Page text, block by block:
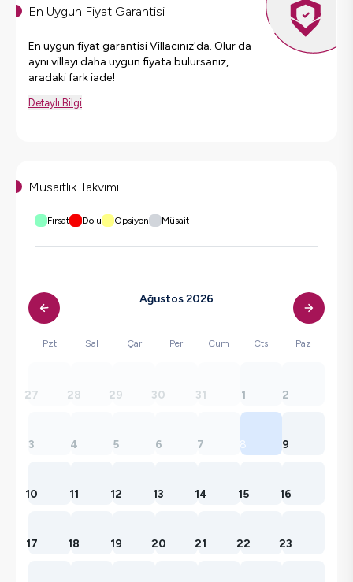
En Uygun Fiyat Garantisi
En uygun fiyat garantisi Villacınız'da. Olur da
aynı villayı daha uygun fiyata bulursanız,
aradaki fark iade!
Detaylı Bilgi
Müsaitlik Takvimi
Fırsat Dolu Opsiyon Müsait
Ağustos 2026
Pzt Sal Çar Per Cum Cts Paz
27 28 29 30 31 1 2
3 4 5 6 7 8 9
10 11 12 13 14 15 16
17 18 19 20 21 22 23